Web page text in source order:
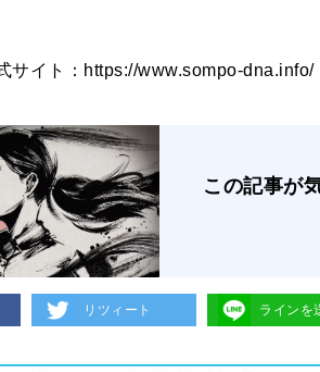
サイト：https://www.sompo-dna.info/
この記事が
リツィート ラインを